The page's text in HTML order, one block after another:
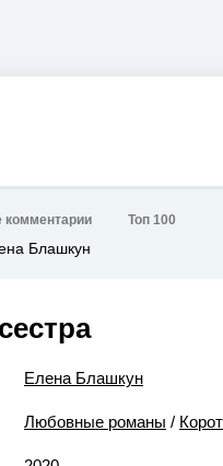
комментарии Топ 100
Блашкун
Елена Блашкун
Любовные романы /